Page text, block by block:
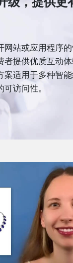
网站或应用程序
者提供优质互动
案适用于多种智
访问性。